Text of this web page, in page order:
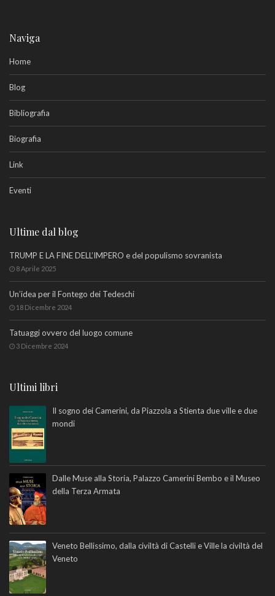
Naviga
Home
Blog
Bibliografia
Biografia
Link
Eventi
Ultime dal blog
TRUMP E LA FINE DELL’IMPERO e del populismo sovranista
8 Aprile 2025
Un’idea per il Fontego dei Tedeschi
18 Dicembre 2024
Tatuaggi ovvero del luogo comune
3 Dicembre 2024
Ultimi libri
Il sogno dei Camerini, da Piazzola a Stienta due ville e due
mondi
Dalle Muse alla Storia, Palazzo Camerini Bembo e il Museo
della Terza Armata
Veneto Bellissimo, dalla civiltà di Castelli e Ville la civiltà del
Veneto